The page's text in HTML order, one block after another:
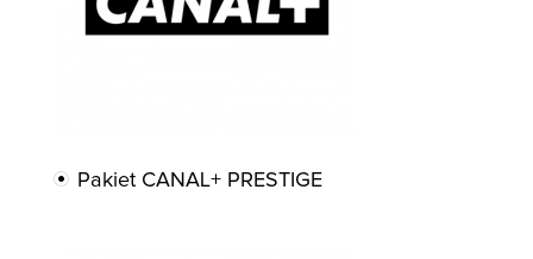
Pakiet CANAL+ PRESTIGE